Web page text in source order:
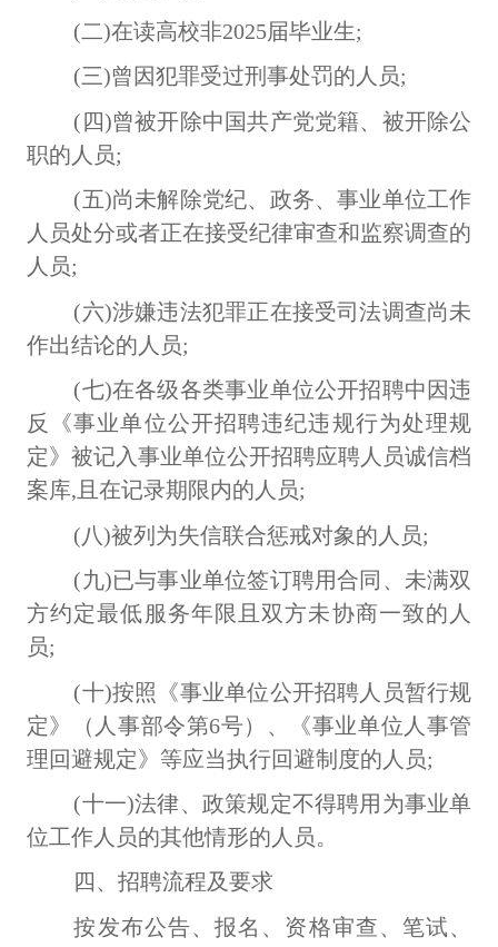
(二)在读高校非2025届毕业生;
(三)曾因犯罪受过刑事处罚的人员;
(四)曾被开除中国共产党党籍、被开除公
职的人员;
(五)尚未解除党纪、政务、事业单位工作
人员处分或者正在接受纪律审查和监察调查的
人员;
(六)涉嫌违法犯罪正在接受司法调查尚未
作出结论的人员;
(七)在各级各类事业单位公开招聘中因违
反《事业单位公开招聘违纪违规行为处理规
定》被记入事业单位公开招聘应聘人员诚信档
案库,且在记录期限内的人员;
(八)被列为失信联合惩戒对象的人员;
(九)已与事业单位签订聘用合同、未满双
方约定最低服务年限且双方未协商一致的人
员;
(十)按照《事业单位公开招聘人员暂行规
定》（人事部令第6号）、《事业单位人事管
理回避规定》等应当执行回避制度的人员;
(十一)法律、政策规定不得聘用为事业单
位工作人员的其他情形的人员。
四、招聘流程及要求
按发布公告、报名、资格审查、笔试、